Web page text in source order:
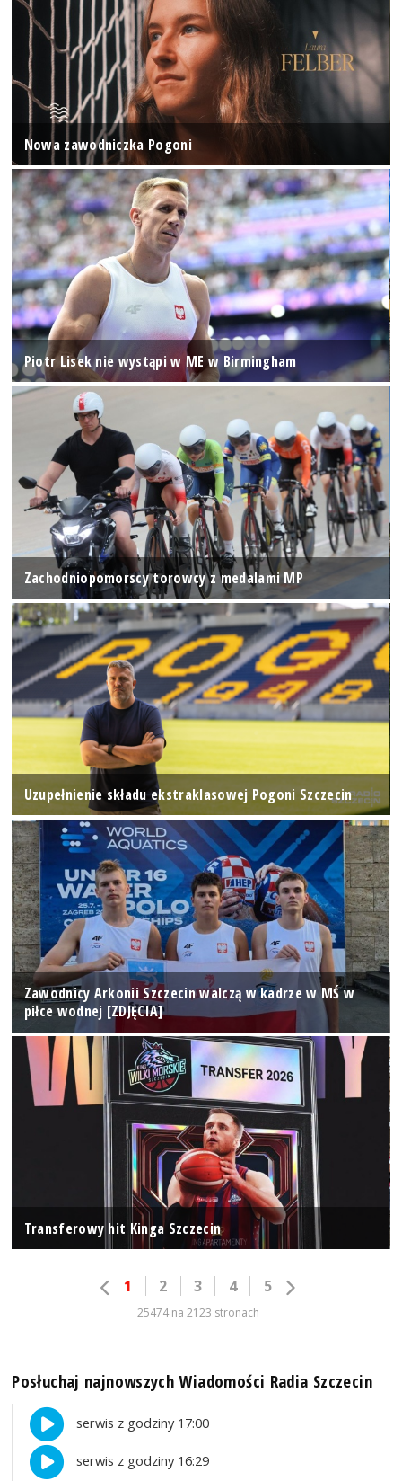
Nowa zawodniczka Pogoni
Piotr Lisek nie wystąpi w ME w Birmingham
Zachodniopomorscy torowcy z medalami MP
Uzupełnienie składu ekstraklasowej Pogoni Szczecin
Zawodnicy Arkonii Szczecin walczą w kadrze w MŚ w
piłce wodnej [ZDJĘCIA]
Transferowy hit Kinga Szczecin
1 2 3 4 5
25474 na 2123 stronach
Posłuchaj najnowszych Wiadomości Radia Szczecin
serwis z godziny 17:00
serwis z godziny 16:29